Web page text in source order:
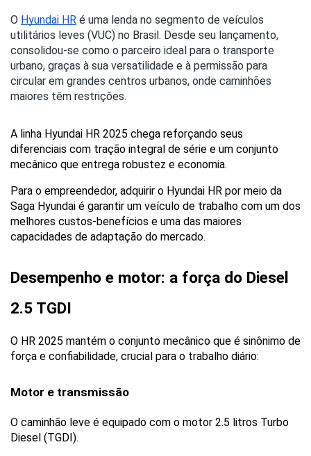
O Hyundai HR é uma lenda no segmento de veículos
utilitários leves (VUC) no Brasil. Desde seu lançamento,
consolidou-se como o parceiro ideal para o transporte
urbano, graças à sua versatilidade e à permissão para
circular em grandes centros urbanos, onde caminhões
maiores têm restrições.
A linha Hyundai HR 2025 chega reforçando seus
diferenciais com tração integral de série e um conjunto
mecânico que entrega robustez e economia.
Para o empreendedor, adquirir o Hyundai HR por meio da
Saga Hyundai é garantir um veículo de trabalho com um dos
melhores custos-benefícios e uma das maiores
capacidades de adaptação do mercado.
Desempenho e motor: a força do Diesel
2.5 TGDI
O HR 2025 mantém o conjunto mecânico que é sinônimo de
força e confiabilidade, crucial para o trabalho diário:
Motor e transmissão
O caminhão leve é equipado com o motor 2.5 litros Turbo
Diesel (TGDI).